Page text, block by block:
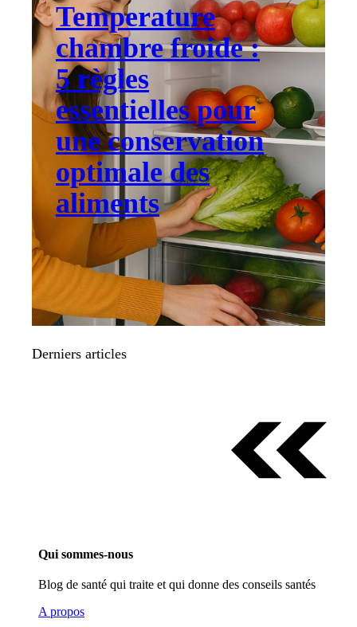
Temperature
chambre froide :
5 règles
essentielles pour
une conservation
optimale des
aliments
Derniers articles
Qui sommes-nous
Blog de santé qui traite et qui donne des conseils santés
A propos